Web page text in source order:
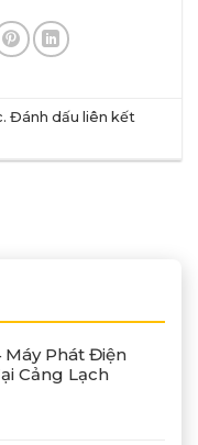
. Đánh dấuliên kết
Máy Phát Điện
Cảng Lạch